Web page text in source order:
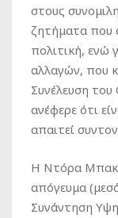
στους
ζητήματα που
πολιτική, ενώ
αλλαγών, που
Συνέλευση
ανέφερε ότι
απαιτεί
Η Ντόρα
απόγευμα
Συνάντηση